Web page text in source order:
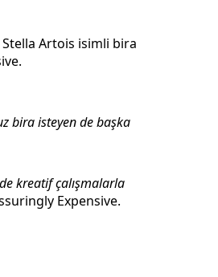
Stella Artois isimli bira
bira isteyen de başka
kreatif çalışmalarla
Expensive.